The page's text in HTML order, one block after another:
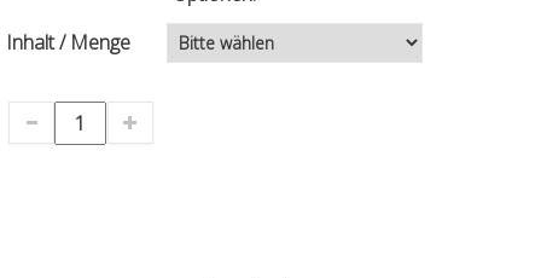
Inhalt / Menge